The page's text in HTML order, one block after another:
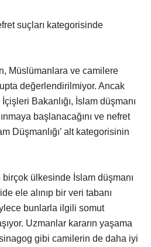
suçları kategorisinde
Müslümanlara ve camilere
değerlendirilmiyor. Ancak
Bakanlığı, İslam düşmanı
başlanacağını ve nefret
Düşmanlığı’ alt kategorisinin
birçok ülkesinde İslam düşmanı
ele alınıp bir veri tabanı
bunlarla ilgili somut
Uzmanlar kararın yaşama
gibi camilerin de daha iyi